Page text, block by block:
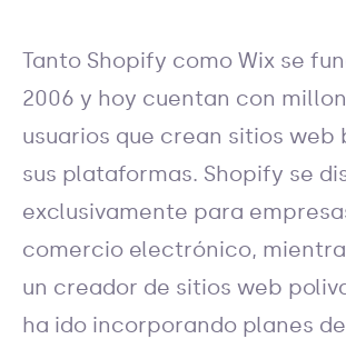
Tanto Shopify como Wix se
2006 y hoy cuentan con
usuarios que crean sitios web
sus plataformas. Shopify se
exclusivamente para
comercio electrónico,
un creador de sitios web
ha ido incorporando planes